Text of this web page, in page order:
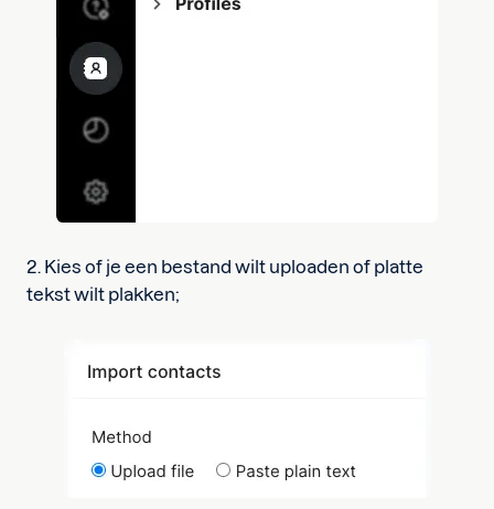
2. Kies of je een bestand wilt uploaden of platte
tekst wilt plakken;